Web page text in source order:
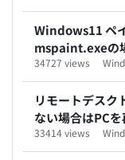
Windows11 ペ
mspaint.exeの
34727 views
リモートデスク
ない場合はPC
33414 views